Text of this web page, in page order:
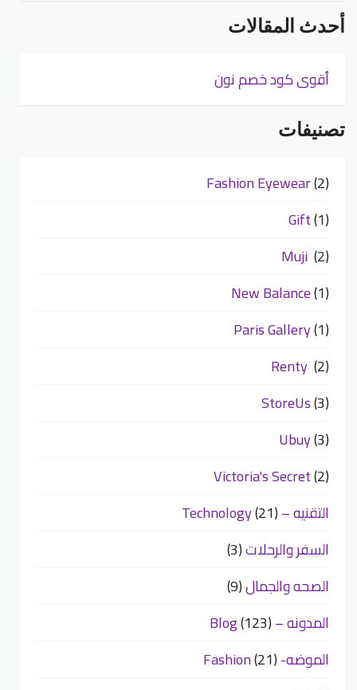
أحدث المقالات
أقوى كود خصم نون
تصنيفات
Fashion Eyewear(2)
Gift(1)
Muji (2)
New Balance(1)
Paris Gallery(1)
Renty (2)
StoreUs(3)
Ubuy(3)
Victoria's Secret(2)
التقنيه – Technology(21)
السفر والرحلات(3)
الصحه والجمال(9)
المدونه – Blog(123)
الموضه- Fashion(21)